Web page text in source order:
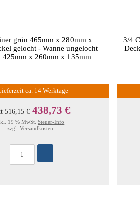
grün 465mm x 280mm x
gelocht - Wanne ungelocht
425mm x 260mm x 135mm
ca. 14 Werktage
516,15 € 438,73 €
19 % MwSt.Steuer-Info
zzgl. Versandkosten
3/4